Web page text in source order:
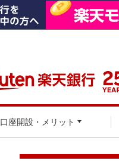
口座開設・メリット